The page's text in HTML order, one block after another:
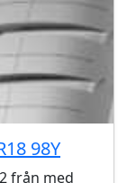
98Y
från med